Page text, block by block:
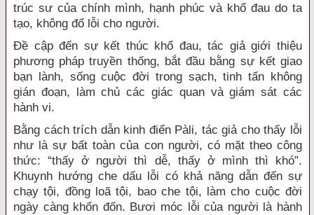
trúc sư của chính mình, hạnh phúc và khổ đau do ta
tạo, không đổ lỗi cho người.
Đề cập đến sự kết thúc khổ đau, tác giả giới thiệu
phương pháp truyền thống, bắt đầu bằng sự kết giao
bạn lành, sống cuộc đời trong sạch, tinh tấn không
gián đoạn, làm chủ các giác quan và giám sát các
hành vi.
Bằng cách trích dẫn kinh điển Pàli, tác giả cho thấy lỗi
như là sự bất toàn của con người, có mặt theo công
thức: “thấy ở người thì dễ, thấy ở mình thì khó”.
Khuynh hướng che dấu lỗi có khả năng dẫn đến sự
chạy tội, đồng loã tội, bao che tội, làm cho cuộc đời
ngày càng khốn đốn. Bươi móc lỗi của người là hành